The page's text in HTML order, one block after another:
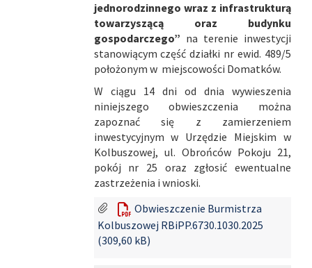
jednorodzinnego wraz z infrastrukturą
towarzyszącą oraz budynku
gospodarczego” na terenie inwestycji
stanowiącym część działki nr ewid. 489/5
położonym w miejscowości Domatków.
W ciągu 14 dni od dnia wywieszenia
niniejszego obwieszczenia można
zapoznać się z zamierzeniem
inwestycyjnym w Urzędzie Miejskim w
Kolbuszowej, ul. Obrońców Pokoju 21,
pokój nr 25 oraz zgłosić ewentualne
zastrzeżenia i wnioski.
Obwieszczenie Burmistrza
Kolbuszowej RBiPP.6730.1030.2025
(309,60 kB)